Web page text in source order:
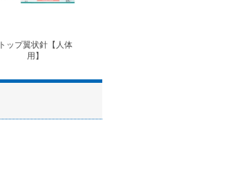
トップ翼状針【人体
用】